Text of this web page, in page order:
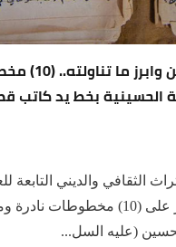
تعرف على
الحسينية بخط يد كاتب
الثقافي والديني التابعة
المقدسة، من العثور على (10)
(عليه السل...